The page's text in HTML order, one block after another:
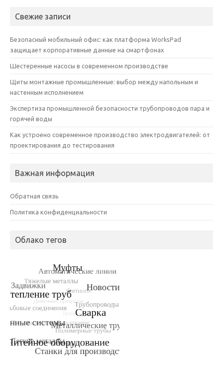
Свежие записи
Безопасный мобильный офис: как платформа WorksPad
защищает корпоративные данные на смартфонах
Шестеренные насосы в современном производстве
Щиты монтажные промышленные: выбор между напольным и
настенным исполнением
Экспертиза промышленной безопасности трубопроводов пара и
горячей воды
Как устроено современное производство электродвигателей: от
проектирования до тестирования
Важная информация
Обратная связь
Политика конфиденциальности
Облако тегов